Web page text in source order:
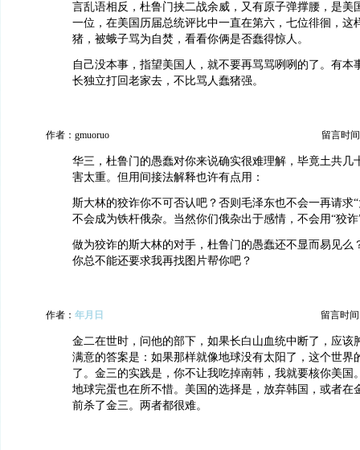
言乱语相反，杜鲁门挟二战余威，又有原子弹撑腰，是美
一位，在美国历届总统评比中一直在第六，七位徘徊，这
猪，被蛾子骂为自焚，看看你俩是否蠢得惊人。
自己没本事，指望美国人，就不要再骂骂咧咧的了。有本
长独立打回老家去，不比骂人蠢猪强。
作者：gmuoruo 留言时
华三，杜鲁门的愚蠢对你来说确实很难理解，毕竟土共几
害太重。但用间接法解释也许有点用：
斯大林的狡诈你不可否认吧？否则毛泽东也不会一再请求
不会成为铁杆俄杂。当然你们俄杂出于感情，不会用“狡诈
做为狡诈的斯大林的对手，杜鲁门的愚蠢还不显而易见么
你总不能还要求我再找图片帮你吧？
作者： 年月日 留言时间
金二在世时，问他的部下，如果长白山血统中断了，应该
满意的答案是：如果那样就像地球没有太阳了，这个世界
了。金三的实践是，你不让我吃掉南韩，我就要核你美国
地球完蛋也在所不惜。美国的选择是，放弃韩国，或者在
前杀了金三。两者都很难。